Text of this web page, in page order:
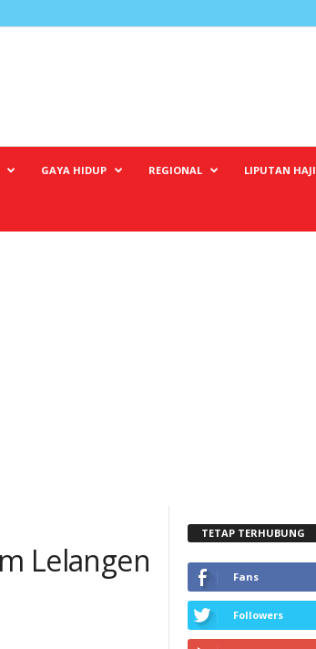
GAYA HIDUP REGIONAL LIPUTAN HAJI
Lelangen
TETAP TERHUBUNG
Fans
Followers